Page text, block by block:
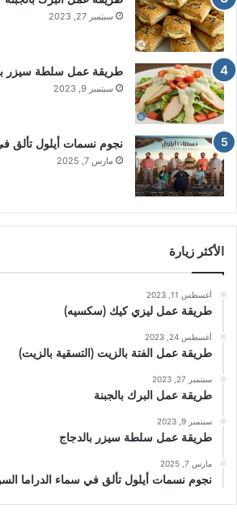
سبتمبر 27, 2023
طريقة عمل سلطة سيزر
سبتمبر 9, 2023
نجوم نسمات أيلول تألق
مارس 7, 2025
الأكثر زيارة
أغسطس 11, 2023
طريقة عمل ليزي كيك (سكسيه)
أغسطس 24, 2023
طريقة عمل الفتة بالزيت (التسقية بالزيت)
سبتمبر 27, 2023
طريقة عمل البرك بالجبنة
سبتمبر 9, 2023
طريقة عمل سلطة سيزر بالدجاج
مارس 7, 2025
نجوم نسمات أيلول تألق في سماء الدراما